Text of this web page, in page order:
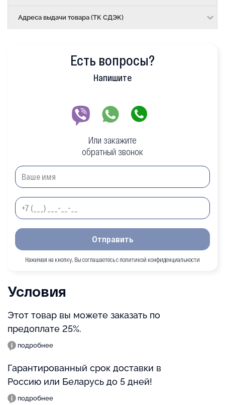
Адреса выдачи товара (ТК СДЭК)
Есть вопросы?
Напишите
Или закажите
обратный звонок
Отправить
Нажимая на кнопку, Вы соглашаетесь с политикой конфиденциальности
Условия
Этот товар вы можете заказать по
предоплате 25%.
подробнее
Гарантированный срок доставки в
Россию или Беларусь до 5 дней!
подробнее